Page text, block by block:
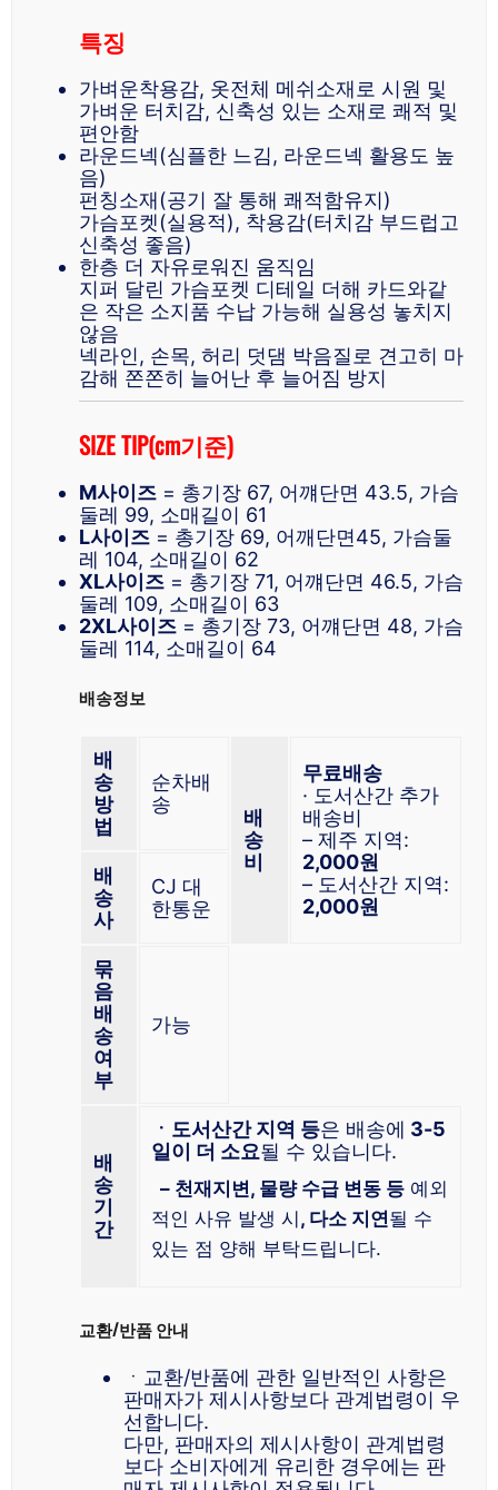
특징
가벼운착용감, 옷전체 메쉬소재로 시원 및
가벼운 터치감, 신축성 있는 소재로 쾌적 및
편안함
라운드넥(심플한 느김, 라운드넥 활용도 높
음)
펀칭소재(공기 잘 통해 쾌적함유지)
가슴포켓(실용적), 착용감(터치감 부드럽고
신축성 좋음)
한층 더 자유로워진 움직임
지퍼 달린 가슴포켓 디테일 더해 카드와같
은 작은 소지품 수납 가능해 실용성 놓치지
않음
넥라인, 손목, 허리 덧댐 박음질로 견고히 마
감해 쫀쫀히 늘어난 후 늘어짐 방지
SIZE TIP(cm기준)
M사이즈 = 총기장 67, 어꺠단면 43.5, 가슴
둘레 99, 소매길이 61
L사이즈 = 총기장 69, 어깨단면45, 가슴둘
레 104, 소매길이 62
XL사이즈 = 총기장 71, 어꺠단면 46.5, 가슴
둘레 109, 소매길이 63
2XL사이즈 = 총기장 73, 어꺠단면 48, 가슴
둘레 114, 소매길이 64
배송정보
배
송
방
법
순차배
송
배
송
비
무료배송
· 도서산간 추가
배송비
– 제주 지역:
2,000원
– 도서산간 지역:
2,000원
배
송
사
CJ 대
한통운
묶
음
배
송
여
부
가능
배
송
기
간
ㆍ도서산간 지역 등은 배송에 3-5
일이 더 소요될 수 있습니다.
– 천재지변, 물량 수급 변동 등 예외
적인 사유 발생 시, 다소 지연될 수
있는 점 양해 부탁드립니다.
교환/반품 안내
ㆍ교환/반품에 관한 일반적인 사항은
판매자가 제시사항보다 관계법령이 우
선합니다.
다만, 판매자의 제시사항이 관계법령
보다 소비자에게 유리한 경우에는 판